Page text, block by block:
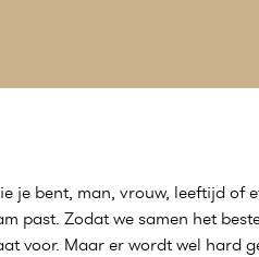
je bent, man, vrouw, leeftijd of
past. Zodat we samen het
voor. Maar er wordt wel hard